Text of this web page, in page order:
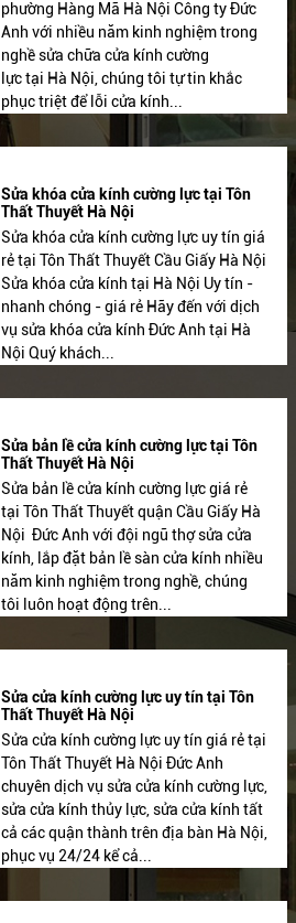
phường Hàng Mã Hà Nội Công ty Đức
Anh với nhiều năm kinh nghiệm trong
nghề sửa chữa cửa kính cường
lực tại Hà Nội, chúng tôi tự tin khắc
phục triệt để lỗi cửa kính...
Sửa khóa cửa kính cường lực tại Tôn
Thất Thuyết Hà Nội
Sửa khóa cửa kính cường lực uy tín giá
rẻ tại Tôn Thất Thuyết Cầu Giấy Hà Nội
Sửa khóa cửa kính tại Hà Nội Uy tín -
nhanh chóng - giá rẻ Hãy đến với dịch
vụ sửa khóa cửa kính Đức Anh tại Hà
Nội Quý khách...
Sửa bản lề cửa kính cường lực tại Tôn
Thất Thuyết Hà Nội
Sửa bản lề cửa kính cường lực giá rẻ
tại Tôn Thất Thuyết quận Cầu Giấy Hà
Nội Đức Anh với đội ngũ thợ sửa cửa
kính, lắp đặt bản lề sàn cửa kính nhiều
năm kinh nghiệm trong nghề, chúng
tôi luôn hoạt động trên...
Sửa cửa kính cường lực uy tín tại Tôn
Thất Thuyết Hà Nội
Sửa cửa kính cường lực uy tín giá rẻ tại
Tôn Thất Thuyết Hà Nội Đức Anh
chuyên dịch vụ sửa cửa kính cường lực,
sửa cửa kính thủy lực, sửa cửa kính tất
cả các quận thành trên địa bàn Hà Nội,
phục vụ 24/24 kể cả...